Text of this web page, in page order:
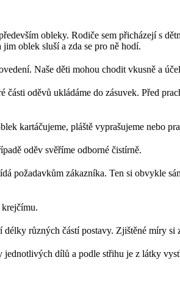
obleky. Rodiče sem přicházejí s
oblek sluší a zda se pro ně hodí.
Naše děti mohou chodit vkusně a
oděvů ukládáme do zásuvek. Před
kartáčujeme, pláště vyprašujeme nebo
oděv svěříme odborné čistírně.
zákazníka. Ten si obvykle
krejčímu.
různých částí postavy. Zjištěné míry si
dílů a podle střihu je z látky